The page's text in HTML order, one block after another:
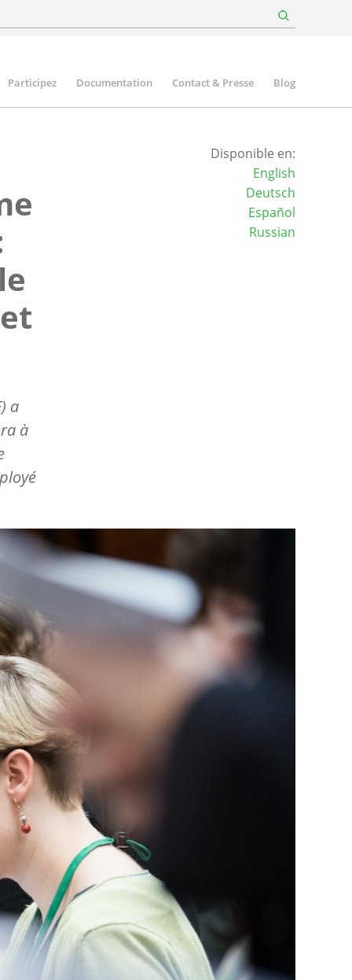
Participez Documentation Contact & Presse Blog
a
à
Disponible en:
English
Deutsch
Español
Russian